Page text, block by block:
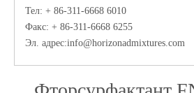
Тел: + 86-311-6668 6010
Факс: + 86-311-6668 6255
Эл. адрес:info@horizonadmixtures.com